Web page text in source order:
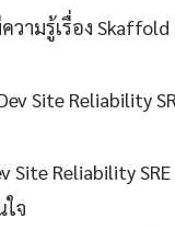
มรู้เรื่อง Skaffold
Site Reliability
Site Reliability
จ